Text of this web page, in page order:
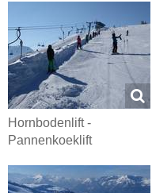
Hornbodenlift -
Pannenkoeklift